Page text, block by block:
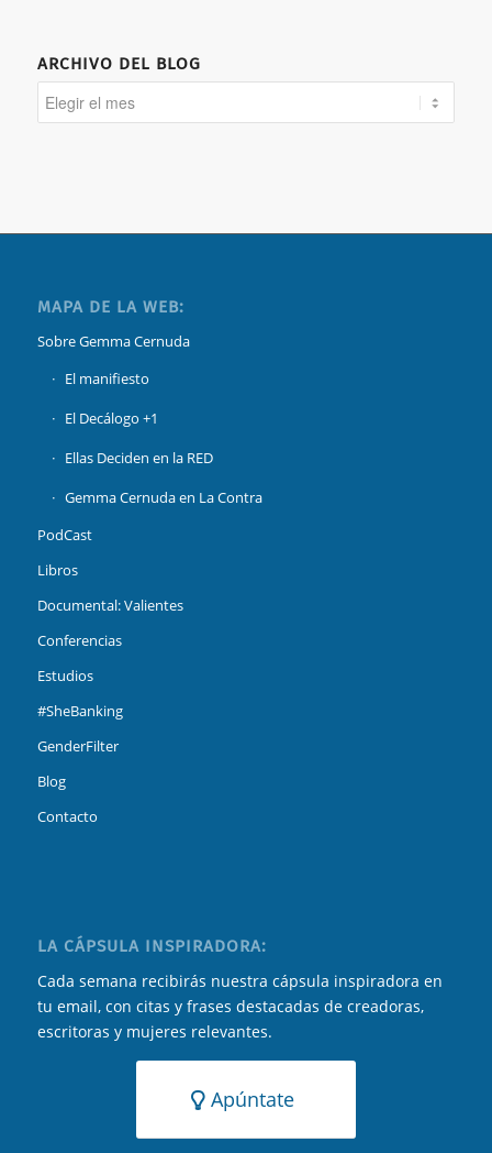
ARCHIVO DEL BLOG
MAPA DE LA WEB:
Sobre Gemma Cernuda
El manifiesto
El Decálogo +1
Ellas Deciden en la RED
Gemma Cernuda en La Contra
PodCast
Libros
Documental: Valientes
Conferencias
Estudios
#SheBanking
GenderFilter
Blog
Contacto
LA CÁPSULA INSPIRADORA:
Cada semana recibirás nuestra cápsula inspiradora en
tu email, con citas y frases destacadas de creadoras,
escritoras y mujeres relevantes.
Apúntate